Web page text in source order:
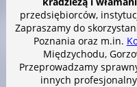
przedsiębiorców,
Zapraszamy do
Poznania oraz m.in.
Międzychodu,
Przeprowadzamy
innych